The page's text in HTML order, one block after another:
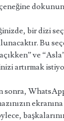
bir dizi
Bu
ve
artırmak